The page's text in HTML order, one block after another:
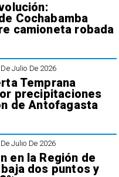
Cochabamba
camioneta robada
Julio De 2026
Temprana
precipitaciones
de Antofagasta
Julio De 2026
en la Región de
dos puntos y